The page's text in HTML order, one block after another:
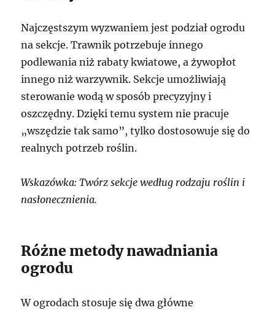
Najczęstszym wyzwaniem jest podział ogrodu
na sekcje. Trawnik potrzebuje innego
podlewania niż rabaty kwiatowe, a żywopłot
innego niż warzywnik. Sekcje umożliwiają
sterowanie wodą w sposób precyzyjny i
oszczędny. Dzięki temu system nie pracuje
„wszędzie tak samo”, tylko dostosowuje się do
realnych potrzeb roślin.
Wskazówka: Twórz sekcje według rodzaju roślin i
nasłonecznienia.
Różne metody nawadniania
ogrodu
W ogrodach stosuje się dwa główne